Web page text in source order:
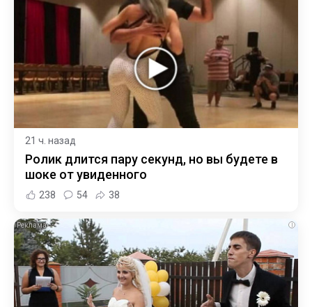
21 ч. назад
Ролик длится пару секунд, но вы будете в
шоке от увиденного
238 54 38
i